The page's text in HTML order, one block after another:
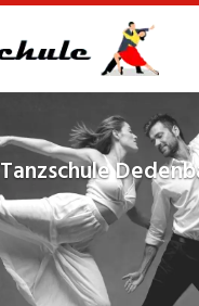
Tanzschule